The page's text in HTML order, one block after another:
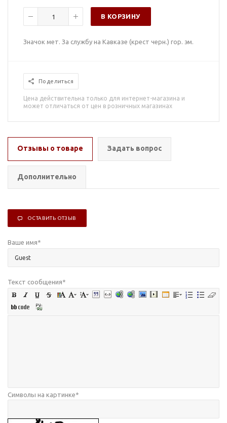
В КОРЗИНУ
Значок мет. За службу на Кавказе (крест черн.) гор. эм.
Поделиться
Цена действительна только для интернет-магазина и
может отличаться от цен в розничных магазинах
Отзывы о товаре Задать вопрос
Дополнительно
ОСТАВИТЬ ОТЗЫВ
Ваше имя*
Текст сообщения*
Символы на картинке*